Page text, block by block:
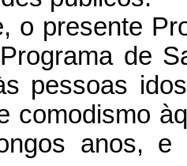
o presente
de
pessoas
comodismo
anos,